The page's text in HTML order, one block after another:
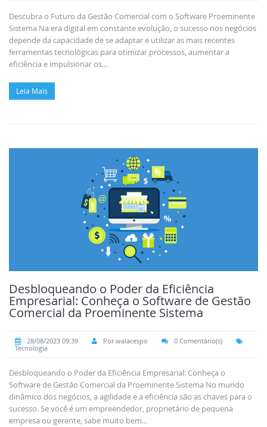
Descubra o Futuro da Gestão Comercial com o Software Proeminente
Sistema Na era digital em constante evolução, o sucesso nos negócios
depende da capacidade de se adaptar e utilizar as mais recentes
ferramentas tecnológicas para otimizar processos, aumentar a
eficiência e impulsionar os...
Leia Mais
Desbloqueando o Poder da Eficiência
Empresarial: Conheça o Software de Gestão
Comercial da Proeminente Sistema
28/08/2023 09:39 Por walacespo
0 Comentário(s)
Tecnologia
Desbloqueando o Poder da Eficiência Empresarial: Conheça o
Software de Gestão Comercial da Proeminente Sistema No mundo
dinâmico dos negócios, a agilidade e a eficiência são as chaves para o
sucesso. Se você é um empreendedor, proprietário de pequena
empresa ou gerente, sabe muito bem...